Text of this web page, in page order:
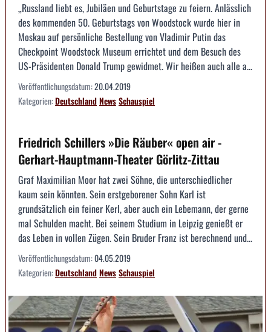
„Russland liebt es, Jubiläen und Geburtstage zu feiern. Anlässlich
des kommenden 50. Geburtstags von Woodstock wurde hier in
Moskau auf persönliche Bestellung von Vladimir Putin das
Checkpoint Woodstock Museum errichtet und dem Besuch des
US­-Präsidenten Donald Trump gewidmet. Wir heißen auch alle a...
Veröffentlichungsdatum:20.04.2019
Kategorien:DeutschlandNewsSchauspiel
Friedrich Schillers »Die Räuber« open air -
Gerhart-Hauptmann-Theater Görlitz-Zittau
Graf Maximilian Moor hat zwei Söhne, die unterschiedlicher
kaum sein könnten. Sein erstgeborener Sohn Karl ist
grundsätzlich ein feiner Kerl, aber auch ein Lebemann, der gerne
mal Schulden macht. Bei seinem Studium in Leipzig genießt er
das Leben in vollen Zügen. Sein Bruder Franz ist berechnend und...
Veröffentlichungsdatum:04.05.2019
Kategorien:DeutschlandNewsSchauspiel